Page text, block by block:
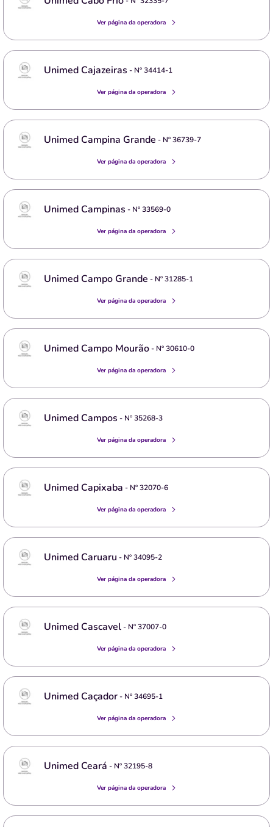
Ver página da operadora
Unimed Cajazeiras - Nº34414-1
Ver página da operadora
Unimed Campina Grande - Nº36739-7
Ver página da operadora
Unimed Campinas - Nº33569-0
Ver página da operadora
Unimed Campo Grande - Nº31285-1
Ver página da operadora
Unimed Campo Mourão- Nº30610-0
Ver página da operadora
Unimed Campos - Nº35268-3
Ver página da operadora
Unimed Capixaba - Nº32070-6
Ver página da operadora
Unimed Caruaru - Nº34095-2
Ver página da operadora
Unimed Cascavel- Nº37007-0
Ver página da operadora
Unimed Caçador- Nº34695-1
Ver página da operadora
Unimed Ceará - Nº32195-8
Ver página da operadora